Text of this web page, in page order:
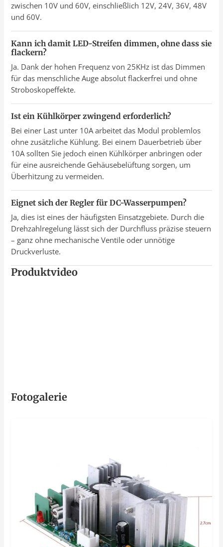
zwischen 10V und 60V, einschließlich 12V, 24V, 36V, 48V
und 60V.
Kann ich damit LED-Streifen dimmen, ohne dass sie
flackern?
Ja. Dank der hohen Frequenz von 25KHz ist das Dimmen
für das menschliche Auge absolut flackerfrei und ohne
Stroboskopeffekte.
Ist ein Kühlkörper zwingend erforderlich?
Bei einer Last unter 10A arbeitet das Modul problemlos
ohne zusätzliche Kühlung. Bei einem Dauerbetrieb über
10A sollten Sie jedoch einen Kühlkörper anbringen oder
für eine ausreichende Gehäusebelüftung sorgen, um
Überhitzung zu vermeiden.
Eignet sich der Regler für DC-Wasserpumpen?
Ja, dies ist eines der häufigsten Einsatzgebiete. Durch die
Drehzahlregelung lässt sich der Durchfluss präzise steuern
– ganz ohne mechanische Ventile oder unnötige
Druckverluste.
Produktvideo
Fotogalerie